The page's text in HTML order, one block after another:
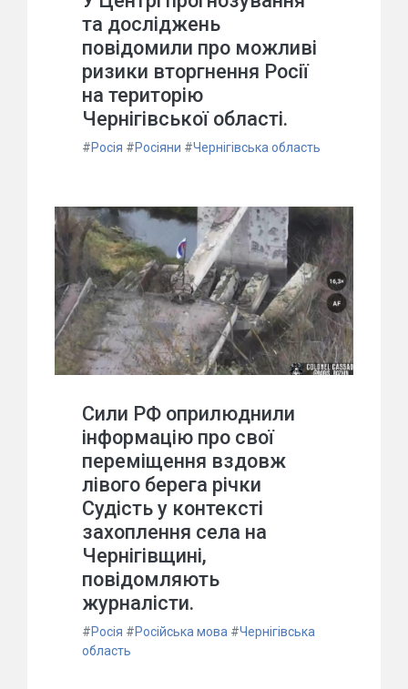
та досліджень
повідомили про можливі
ризики вторгнення Росії
на територію
Чернігівської області.
#Росія #Росіяни #Чернігівська область
Сили РФ оприлюднили
інформацію про свої
переміщення вздовж
лівого берега річки
Судість у контексті
захоплення села на
Чернігівщині,
повідомляють
журналісти.
#Росія #Російська мова #Чернігівська
область